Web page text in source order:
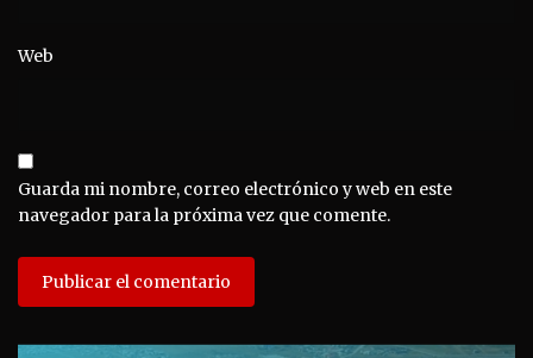
Web
Guarda mi nombre, correo electrónico y web en este
navegador para la próxima vez que comente.